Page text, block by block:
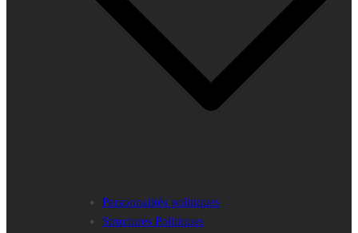
Personnalités politiques
Structures Politiques